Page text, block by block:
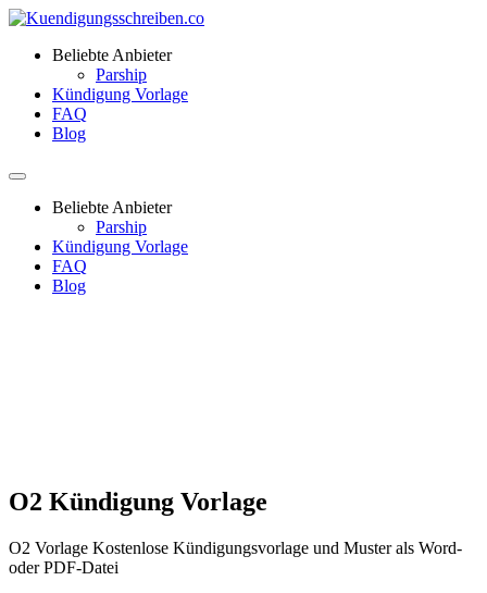
Beliebte Anbieter
Parship
Kündigung Vorlage
FAQ
Blog
Beliebte Anbieter
Parship
Kündigung Vorlage
FAQ
Blog
O2 Kündigung Vorlage
O2 Vorlage Kostenlose Kündigungsvorlage und Muster als Word-
oder PDF-Datei